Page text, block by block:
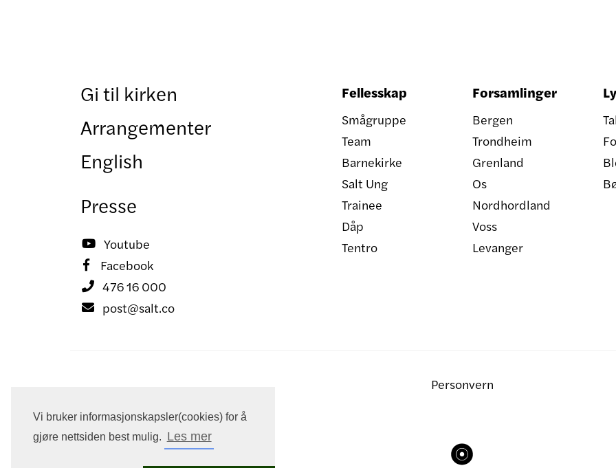
Vi bruker informasjonskapsler(cookies) for å
gjøre nettsiden best mulig. Les mer
Gi til kirken
Arrangementer
English
Presse
 Youtube
 Facebook
 476 16 000
 post@salt.co
Fellesskap
Smågruppe
Team
Barnekirke
Salt Ung
Trainee
Dåp
Tentro
Forsamlinger
Bergen
Trondheim
Grenland
Os
Nordhordland
Voss
Levanger
Personvern